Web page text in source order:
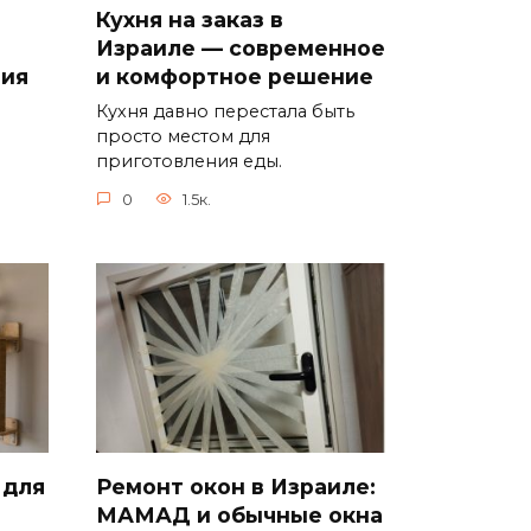
Кухня на заказ в
Израиле — современное
и комфортное решение
Кухня давно перестала быть
просто местом для
приготовления еды.
0 1.5к.
Ремонт окон в Израиле:
МАМАД и обычные окна